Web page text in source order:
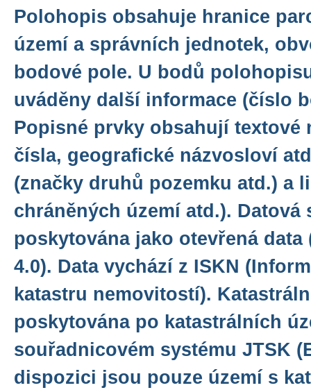
Polohopis obsahuje hranice
území a správních jednotek,
bodové pole. U bodů
uváděny další informace (číslo
Popisné prvky obsahují textové
čísla, geografické názvosloví
(značky druhů pozemku atd.) a
chráněných území atd.). Datová
poskytována jako otevřená data
4.0). Data vychází z ISKN
katastru nemovitostí).
poskytována po katastrálních
souřadnicovém systému JTSK
dispozici jsou pouze území s